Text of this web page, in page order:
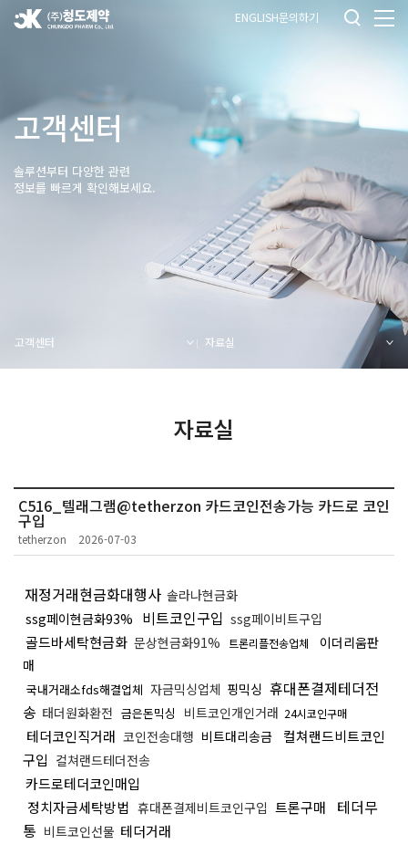
ENGLISH문의하기
고객센터
솔루션부터 다양한 관련
정보를 빠르게 확인해보세요.
고객센터 자료실
자료실
C516_텔래그램@tetherzon 카드코인전송가능 카드로 코인
구입
tetherzon 2026-07-03
재정거래현금화대행사 솔라나현금화
ssg페이현금화93% 비트코인구입 ssg페이비트구입
골드바세탁현금화 문상현금화91% 트론리플전송업체
이더리움판
매
국내거래소fds해결업체 자금믹싱업체 핑믹싱 휴대폰결제테더전
송 태더원화환전 금은돈믹싱 비트코인개인거래 24시코인구매
테더코인직거래 코인전송대행 비트대리송금
컬쳐랜드비트코인
구입 컬쳐랜드테더전송
카드로테더코인매입
정치자금세탁방법 휴대폰결제비트코인구입 트론구매
테더무
통 비트코인선물 테더거래